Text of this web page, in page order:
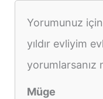
Yorumunuz
yıldır evliyim
yorumlarsanız
Müge